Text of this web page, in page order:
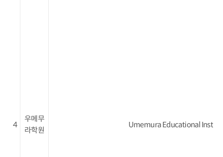
4
우메무
라학원
Umemura Educational